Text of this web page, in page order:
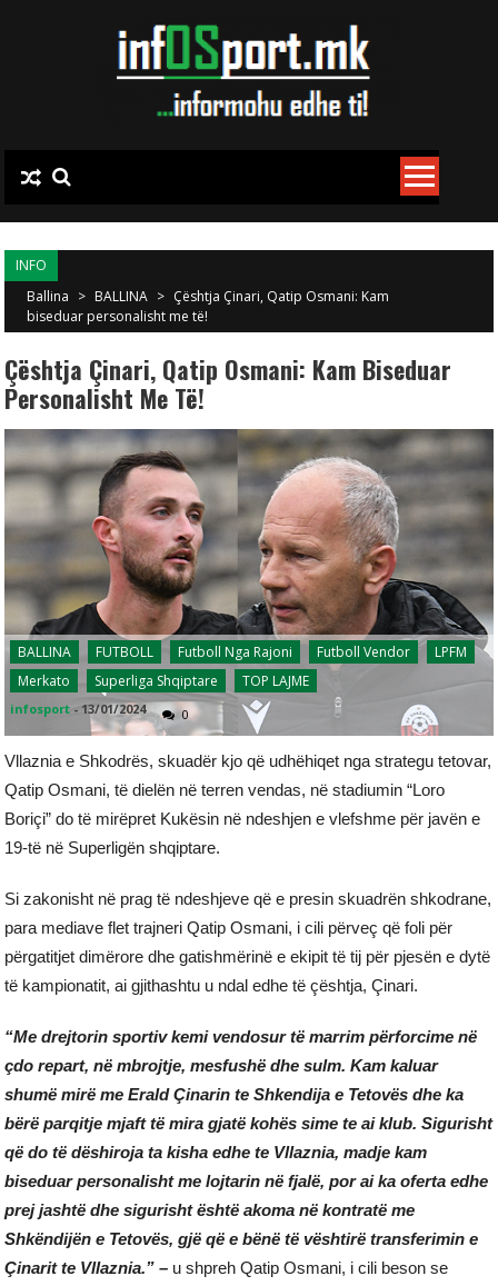
INFO
Ballina > BALLINA > Çështja Çinari, Qatip Osmani: Kam
biseduar personalisht me të!
Çështja Çinari, Qatip Osmani: Kam Biseduar
Personalisht Me Të!
BALLINA FUTBOLL Futboll Nga Rajoni Futboll Vendor
LPFM
Merkato
Superliga Shqiptare TOP LAJME
infosport - 13/01/2024 0
Vllaznia e Shkodrës, skuadër kjo që udhëhiqet nga strategu tetovar,
Qatip Osmani, të dielën në terren vendas, në stadiumin “Loro
Boriçi” do të mirëpret Kukësin në ndeshjen e vlefshme për javën e
19-të në Superligën shqiptare.
Si zakonisht në prag të ndeshjeve që e presin skuadrën shkodrane,
para mediave flet trajneri Qatip Osmani, i cili përveç që foli për
përgatitjet dimërore dhe gatishmërinë e ekipit të tij për pjesën e dytë
të kampionatit, ai gjithashtu u ndal edhe të çështja, Çinari.
“Me drejtorin sportiv kemi vendosur të marrim përforcime në
çdo repart, në mbrojtje, mesfushë dhe sulm. Kam kaluar
shumë mirë me Erald Çinarin te Shkendija e Tetovës dhe ka
bërë parqitje mjaft të mira gjatë kohës sime te ai klub. Sigurisht
që do të dëshiroja ta kisha edhe te Vllaznia, madje kam
biseduar personalisht me lojtarin në fjalë, por ai ka oferta edhe
prej jashtë dhe sigurisht është akoma në kontratë me
Shkëndijën e Tetovës, gjë që e bënë të vështirë transferimin e
Çinarit te Vllaznia.” – u shpreh Qatip Osmani, i cili beson se